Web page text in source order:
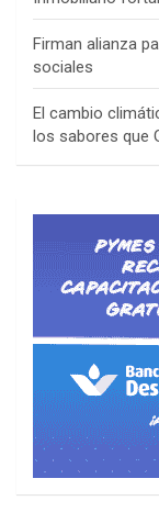
Firman alianza
sociales
El cambio
los sabores que